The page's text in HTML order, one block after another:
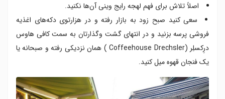
اصلاً تلاش برای فهم لهجه رایج وینی آن‌ها نکنید.
سعی کنید صبح زود به بازار رفته و در هزارتوی دکه‌های اغذیه
فروشی پرسه بزنید و در انتهای گشت وگذارتان به سمت کافی هاوس
درِکسلِر (Coffeehouse Drechsler ) همان نزدیکی رفته و صبحانه یا
یک فنجان قهوه میل کنید.